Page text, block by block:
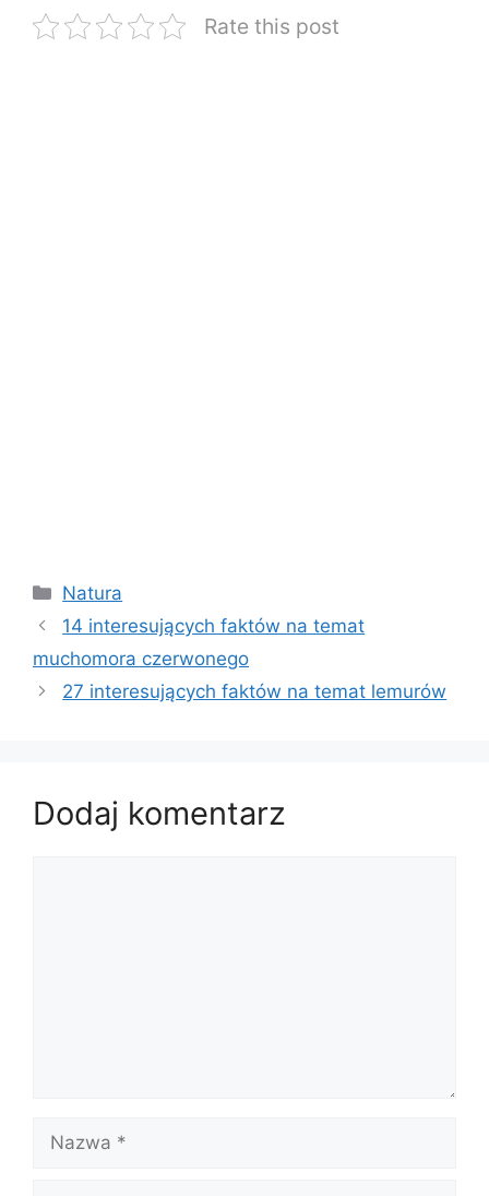
Rate this post
Kategorie
Natura
14 interesujących faktów na temat
muchomora czerwonego
27 interesujących faktów na temat lemurów
Dodaj komentarz